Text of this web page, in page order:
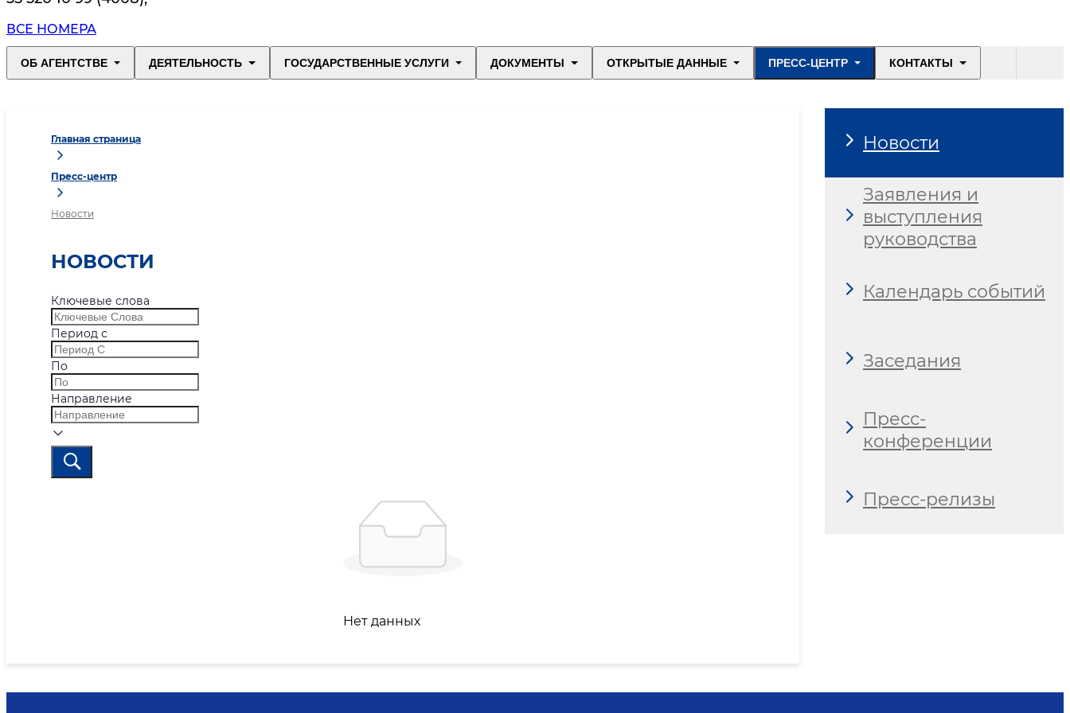
ВСЕ НОМЕРА
ОБ АГЕНТСТВЕ ДЕЯТЕЛЬНОСТЬ ГОСУДАРСТВЕННЫЕ УСЛУГИ ДОКУМЕНТЫ ОТКРЫТЫЕ ДАННЫЕ ПРЕСС-ЦЕНТР КОНТАКТЫ
Главная страница
Пресс-центр
Новости
НОВОСТИ
Ключевые слова
Период с
По
Направление
Нет данных
Новости
Заявления и
выступления
руководства
Календарь событий
Заседания
Пресс-
конференции
Пресс-релизы